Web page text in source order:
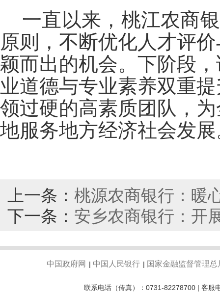
一直以来，桃江农商
原则，不断优化人才评
颖而出的机会。下阶段
业道德与专业素养双重
领过硬的高素质团队，
地服务地方经济社会发
上一条： 桃源农商银行：暖
下一条： 安乡农商银行：开
中国政府网 | 中国人民银行 | 国家金融监督管理总
联系电话（传真）：0731-82278700 | 客服